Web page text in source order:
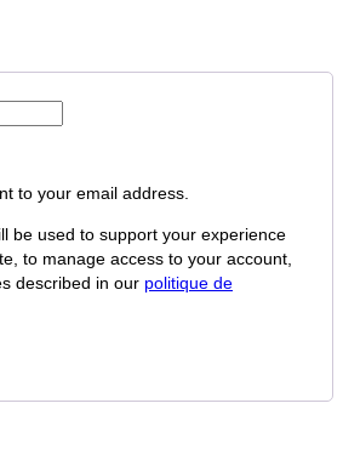
to your email address.
be used to support your experience
to manage access to your account,
described in our politique de